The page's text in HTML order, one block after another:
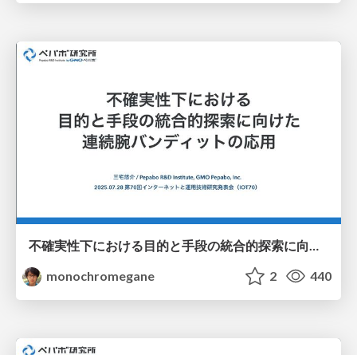
不確実性下における目的と手段の統合的探索に向けた連続腕バンディットの応用 / iot70_gp_rff_mab
monochromegane
2 440